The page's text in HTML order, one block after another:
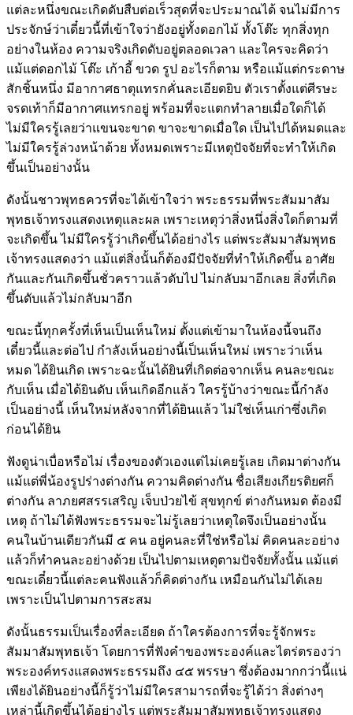
แต่ละหนึ่งขณะเกิดดับสืบต่อเร็วสุดที่จะประมาณได้ จนไม่มีการ
ประจักษ์ว่าเดี๋ยวนี้ที่เข้าใจว่ายังอยู่ทั้งดอกไม้ ทั้งโต๊ะ ทุกสิ่งทุก
อย่างในห้อง ความจริงเกิดดับอยู่ตลอดเวลา และใครจะคิดว่า
แม้แต่ดอกไม้ โต๊ะ เก้าอี้ ขวด รูป อะไรก็ตาม หรือแม้แต่กระดาษ
สักชิ้นหนึ่ง มีอากาศธาตุแทรกคั่นละเอียดยิบ ตัวเราตั้งแต่ศีรษะ
จรดเท้าก็มีอากาศแทรกอยู่ พร้อมที่จะแตกทำลายเมื่อใดก็ได้
ไม่มีใครรู้เลยว่าแขนจะขาด ขาจะขาดเมื่อใด เป็นไปได้หมดและ
ไม่มีใครรู้ล่วงหน้าด้วย ทั้งหมดเพราะมีเหตุปัจจัยที่จะทำให้เกิด
ขึ้นเป็นอย่างนั้น
ดังนั้นชาวพุทธควรที่จะได้เข้าใจว่า พระธรรมที่พระสัมมาสัม
พุทธเจ้าทรงแสดงเหตุและผล เพราะเหตุว่าสิ่งหนึ่งสิ่งใดก็ตามที่
จะเกิดขึ้น ไม่มีใครรู้ว่าเกิดขึ้นได้อย่างไร แต่พระสัมมาสัมพุทธ
เจ้าทรงแสดงว่า แม้แต่สิ่งนั้นก็ต้องมีปัจจัยที่ทำให้เกิดขึ้น อาศัย
กันและกันเกิดขึ้นชั่วคราวแล้วดับไป ไม่กลับมาอีกเลย สิ่งที่เกิด
ขึ้นดับแล้วไม่กลับมาอีก
ขณะนี้ทุกครั้งที่เห็นเป็นเห็นใหม่ ตั้งแต่เข้ามาในห้องนี้จนถึง
เดี๋ยวนี้และต่อไป กำลังเห็นอย่างนี้เป็นเห็นใหม่ เพราะว่าเห็น
หมด ได้ยินเกิด เพราะฉะนั้นได้ยินที่เกิดต่อจากเห็น คนละขณะ
กับเห็น เมื่อได้ยินดับ เห็นเกิดอีกแล้ว ใครรู้บ้างว่าขณะนี้กำลัง
เป็นอย่างนี้ เห็นใหม่หลังจากที่ได้ยินแล้ว ไม่ใช่เห็นเก่าซึ่งเกิด
ก่อนได้ยิน
ฟังดูน่าเบื่อหรือไม่ เรื่องของตัวเองแต่ไม่เคยรู้เลย เกิดมาต่างกัน
แม้แต่พี่น้องรูปร่างต่างกัน ความคิดต่างกัน ชื่อเสียงเกียรติยศก็
ต่างกัน ลาภยศสรรเสริญ เจ็บป่วยไข้ สุขทุกข์ ต่างกันหมด ต้องมี
เหตุ ถ้าไม่ได้ฟังพระธรรมจะไม่รู้เลยว่าเหตุใดจึงเป็นอย่างนั้น
คนในบ้านเดียวกันมี ๕ คน อยู่คนละที่ใช่หรือไม่ คิดคนละอย่าง
แล้วก็ทำคนละอย่างด้วย เป็นไปตามเหตุตามปัจจัยทั้งนั้น แม้แต่
ขณะเดี๋ยวนี้แต่ละคนฟังแล้วก็คิดต่างกัน เหมือนกันไม่ได้เลย
เพราะเป็นไปตามการสะสม
ดังนั้นธรรมเป็นเรื่องที่ละเอียด ถ้าใครต้องการที่จะรู้จักพระ
สัมมาสัมพุทธเจ้า โดยการที่ฟังคำของพระองค์และไตร่ตรองว่า
พระองค์ทรงแสดงพระธรรมถึง ๔๕ พรรษา ซึ่งต้องมากกว่านี้แน่
เพียงได้ยินอย่างนี้ก็รู้ว่าไม่มีใครสามารถที่จะรู้ได้ว่า สิ่งต่างๆ
เหล่านี้เกิดขึ้นได้อย่างไร แต่พระสัมมาสัมพุทธเจ้าทรงแสดง